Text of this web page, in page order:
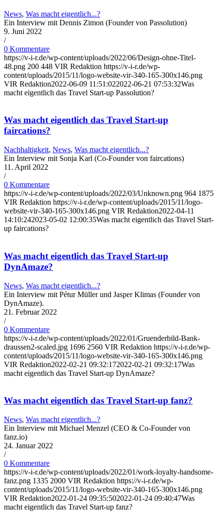
News, Was macht eigentlich...?
Ein Interview mit Dennis Zimon (Founder von Passolution)
9. Juni 2022
/
0 Kommentare
https://v-i-r.de/wp-content/uploads/2022/06/Design-ohne-Titel-
48.png 200 448 VIR Redaktion https://v-i-r.de/wp-
content/uploads/2015/11/logo-website-vir-340-165-300x146.png
VIR Redaktion2022-06-09 11:51:022022-06-21 07:53:32Was
macht eigentlich das Travel Start-up Passolution?
Was macht eigentlich das Travel Start-up
faircations?
Nachhaltigkeit, News, Was macht eigentlich...?
Ein Interview mit Sonja Karl (Co-Founder von faircations)
11. April 2022
/
0 Kommentare
https://v-i-r.de/wp-content/uploads/2022/03/Unknown.png 964 1875
VIR Redaktion https://v-i-r.de/wp-content/uploads/2015/11/logo-
website-vir-340-165-300x146.png VIR Redaktion2022-04-11
14:10:242023-05-02 12:00:35Was macht eigentlich das Travel Start-
up faircations?
Was macht eigentlich das Travel Start-up
DynAmaze?
News, Was macht eigentlich...?
Ein Interview mit Pétur Müller und Jasper Klimas (Founder von
DynAmaze).
21. Februar 2022
/
0 Kommentare
https://v-i-r.de/wp-content/uploads/2022/01/Gruenderbild-Bank-
draussen2-scaled.jpg 1696 2560 VIR Redaktion https://v-i-r.de/wp-
content/uploads/2015/11/logo-website-vir-340-165-300x146.png
VIR Redaktion2022-02-21 09:32:172022-02-21 09:32:17Was
macht eigentlich das Travel Start-up DynAmaze?
Was macht eigentlich das Travel Start-up fanz?
News, Was macht eigentlich...?
Ein Interview mit Michael Menzel (CEO & Co-Founder von
fanz.io)
24. Januar 2022
/
0 Kommentare
https://v-i-r.de/wp-content/uploads/2022/01/work-loyalty-handsome-
fanz.png 1335 2000 VIR Redaktion https://v-i-r.de/wp-
content/uploads/2015/11/logo-website-vir-340-165-300x146.png
VIR Redaktion2022-01-24 09:35:502022-01-24 09:40:47Was
macht eigentlich das Travel Start-up fanz?